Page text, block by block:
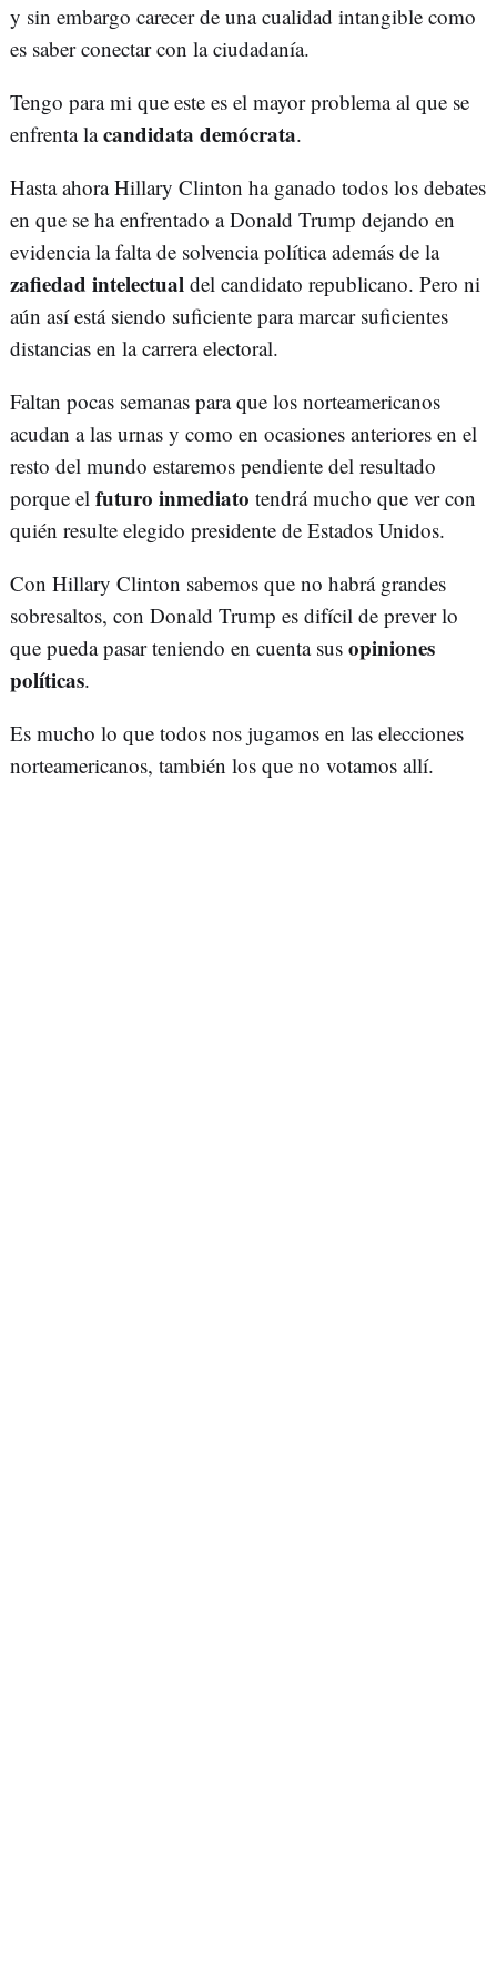
y sin embargo carecer de una cualidad intangible como
es saber conectar con la ciudadanía.
Tengo para mi que este es el mayor problema al que se
enfrenta lacandidata demócrata.
Hasta ahora Hillary Clinton ha ganado todos los debates
en que se ha enfrentado a Donald Trump dejando en
evidencia la falta de solvencia política además de la
zafiedad intelectual del candidato republicano. Pero ni
aún así está siendo suficiente para marcar suficientes
distancias en la carrera electoral.
Faltan pocas semanas para que los norteamericanos
acudan a las urnas y como en ocasiones anteriores en el
resto del mundo estaremos pendiente del resultado
porque el futuro inmediato tendrá mucho que ver con
quién resulte elegido presidente de Estados Unidos.
Con Hillary Clinton sabemos que no habrá grandes
sobresaltos, con Donald Trump es difícil de prever lo
que pueda pasar teniendo en cuenta sus opiniones
políticas.
Es mucho lo que todos nos jugamos en las elecciones
norteamericanos, también los que no votamos allí.